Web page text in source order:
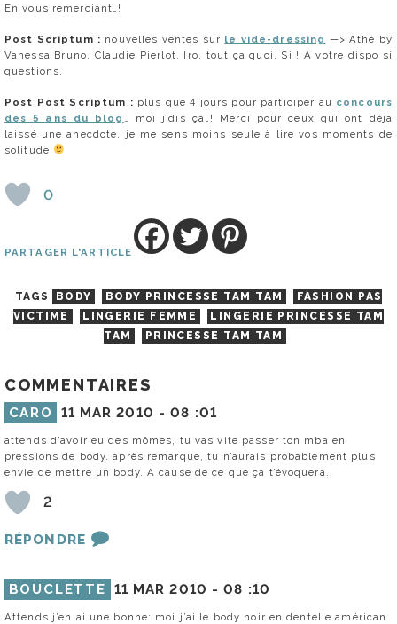
En vous remerciant…!
Post Scriptum : nouvelles ventes sur le vide-dressing —> Athé by
Vanessa Bruno, Claudie Pierlot, Iro, tout ça quoi. Si ! A votre dispo si
questions.
Post Post Scriptum : plus que 4 jours pour participer au concours
des 5 ans du blog
… moi j’dis ça…! Merci pour ceux qui ont déjà
laissé une anecdote, je me sens moins seule à lire vos moments de
solitude
0
PARTAGER L'ARTICLE
TAGS BODY BODY PRINCESSE TAM TAM
FASHION PAS
VICTIME
LINGERIE FEMME
LINGERIE PRINCESSE TAM
TAM
PRINCESSE TAM TAM
COMMENTAIRES
CARO 11 MAR 2010 -08 :01
attends d’avoir eu des mômes, tu vas vite passer ton mba en
pressions de body. après remarque, tu n’aurais probablement plus
envie de mettre un body. A cause de ce que ça t’évoquera.
2
RÉPONDRE
BOUCLETTE 11 MAR 2010 -08 :10
Attends j’en ai une bonne: moi j’ai le body noir en dentelle américan